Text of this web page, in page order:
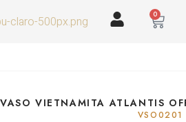
0
VASO VIETNAMITA ATLANTIS
VSO0201